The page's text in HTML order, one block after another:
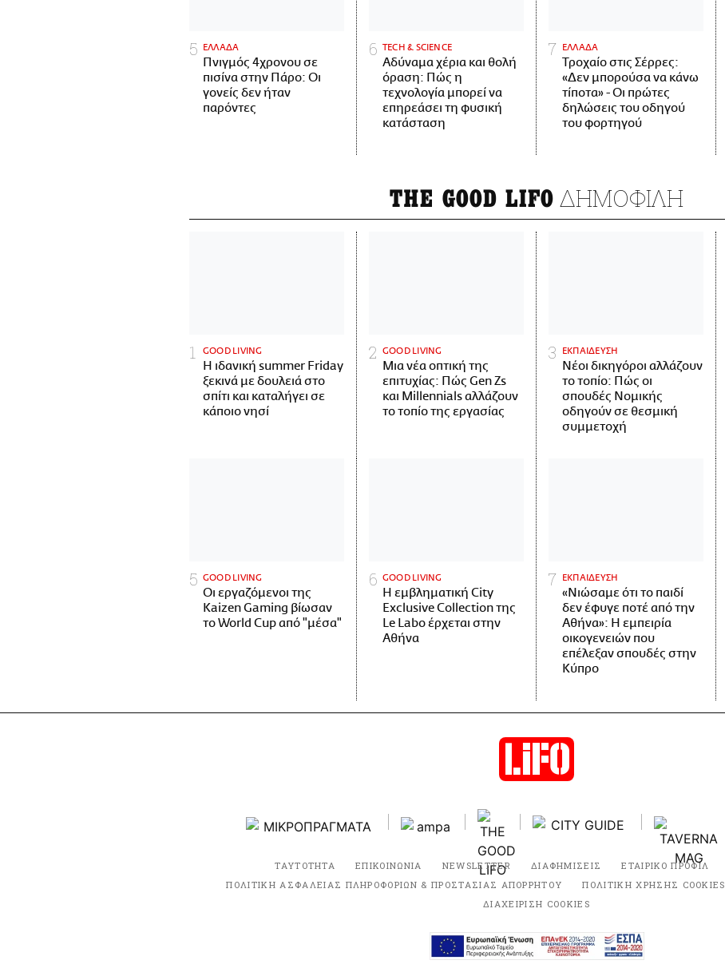
ΕΛΛΑΔΑ
Πνιγμός 4χρονου σε
πισίνα στην Πάρο: Οι
γονείς δεν ήταν
παρόντες
ΤECH & SCIENCE
Αδύναμα χέρια και θολή
όραση: Πώς η
τεχνολογία μπορεί να
επηρεάσει τη φυσική
κατάσταση
ΕΛΛΑΔΑ
Τροχαίο στις Σέρρες:
«Δεν μπορούσα να κάνω
τίποτα» - Οι πρώτες
δηλώσεις του οδηγού
του φορτηγού
THE GOOD LIFO ΔΗΜΟΦΙΛΗ
GOOD LIVING
Η ιδανική summer Friday
ξεκινά με δουλειά στο
σπίτι και καταλήγει σε
κάποιο νησί
GOOD LIVING
Μια νέα οπτική της
επιτυχίας: Πώς Gen Zs
και Millennials αλλάζουν
το τοπίο της εργασίας
ΕΚΠΑΙΔΕΥΣΗ
Νέοι δικηγόροι αλλάζουν
το τοπίο: Πώς οι
σπουδές Νομικής
οδηγούν σε θεσμική
συμμετοχή
GOOD LIVING
Οι εργαζόμενοι της
Kaizen Gaming βίωσαν
το World Cup από "μέσα"
GOOD LIVING
Η εμβληματική City
Exclusive Collection της
Le Labo έρχεται στην
Αθήνα
ΕΚΠΑΙΔΕΥΣΗ
«Νιώσαμε ότι το παιδί
δεν έφυγε ποτέ από την
Αθήνα»: Η εμπειρία
οικογενειών που
επέλεξαν σπουδές στην
Κύπρο
ΤΑΥΤΟΤΗΤΑ ΕΠΙΚΟΙΝΩΝΙΑ NEWSLETTER ΔΙΑΦΗΜΙΣΕΙΣ ΕΤΑΙΡΙΚΟ ΠΡΟΦΙΛ
ΠΟΛΙΤΙΚΗ ΑΣΦΑΛΕΙΑΣ ΠΛΗΡΟΦΟΡΙΩΝ & ΠΡΟΣΤΑΣΙΑΣ ΑΠΟΡΡΗΤΟΥ
ΠΟΛΙΤΙΚΗ ΧΡΗΣΗΣ COOKIES
ΔΙΑΧΕΙΡΙΣΗ COOKIES